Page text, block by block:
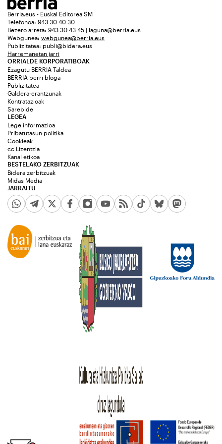
Berria.eus - Euskal Editorea SM
Telefonoa: 943 30 40 30
Bezero arreta: 943 30 43 45 | laguna@berria.eus
Webgunea: webgunea@berria.eus
Publizitatea: publi@bidera.eus
Harremanetan jarri
ORRIALDE KORPORATIBOAK
Ezagutu BERRIA Taldea
BERRIA berri bloga
Publizitatea
Galdera-erantzunak
Kontratazioak
Sarebide
JARRAITU
LEGEA
Lege informazioa
Pribatutasun politika
Cookieak
cc Lizentzia
Kanal etikoa
BESTELAKO ZERBITZUAK
Bidera zerbitzuak
Midas Media